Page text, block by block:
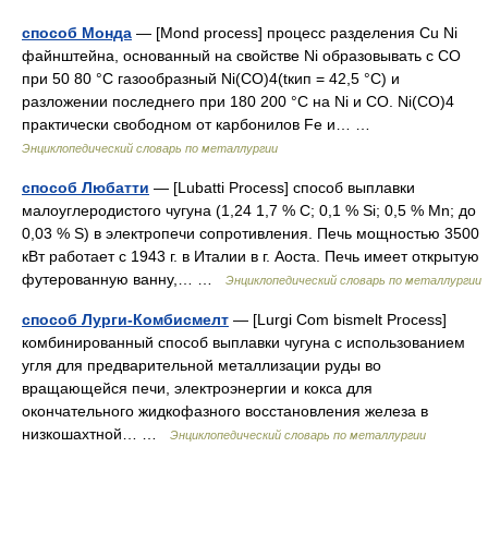
способ Монда — [Mond process] процесс разделения Cu Ni
файнштейна, основанный на свойстве Ni образовывать с СО
при 50 80 °С газообразный Ni(CO)4(tкип = 42,5 °С) и
разложении последнего при 180 200 °С на Ni и СО. Ni(CO)4
практически свободном от карбонилов Fe и… …
Энциклопедический словарь по металлургии
способ Любатти — [Lubatti Process] способ выплавки
малоуглеродистого чугуна (1,24 1,7 % С; 0,1 % Si; 0,5 % Mn; до
0,03 % S) в электропечи сопротивления. Печь мощностью 3500
кВт работает с 1943 г. в Италии в г. Аоста. Печь имеет открытую
футерованную ванну,… …
Энциклопедический словарь по металлургии
способ Лурги-Комбисмелт — [Lurgi Com bismelt Process]
комбинированный способ выплавки чугуна с использованием
угля для предварительной металлизации руды во
вращающейся печи, электроэнергии и кокса для
окончательного жидкофазного восстановления железа в
низкошахтной… …
Энциклопедический словарь по металлургии